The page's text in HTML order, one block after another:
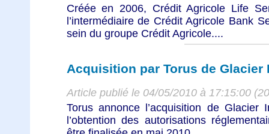
Créée en 2006, Crédit Agricole Life
l’intermédiaire de Crédit Agricole Bank
sein du groupe Crédit Agricole....
Acquisition par Torus de Glacier
Article publié le 04/05/2010 à 17:15:00
Torus annonce l’acquisition de Glacier
l’obtention des autorisations